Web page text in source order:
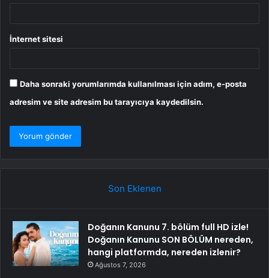
İnternet sitesi
Daha sonraki yorumlarımda kullanılması için adım, e-posta
adresim ve site adresim bu tarayıcıya kaydedilsin.
Son Eklenen
Doğanın Kanunu 7. bölüm full HD izle!
Doğanın Kanunu SON BÖLÜM nereden,
hangi platformda, nereden izlenir?
Ağustos 7, 2026